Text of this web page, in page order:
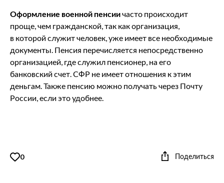
Оформление военной пенсиичасто происходит
проще, чем гражданской, так как организация,
в которой служит человек, уже имеет все необходимые
документы. Пенсия перечисляется непосредственно
организацией, где служил пенсионер, на его
банковский счет. СФР не имеет отношения к этим
деньгам. Также пенсию можно получать через Почту
России, если это удобнее.
0 Поделиться